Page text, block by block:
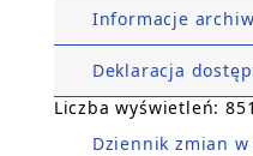
Informacje
Deklaracja
Liczba wyświetleń:
Dziennik zmian w